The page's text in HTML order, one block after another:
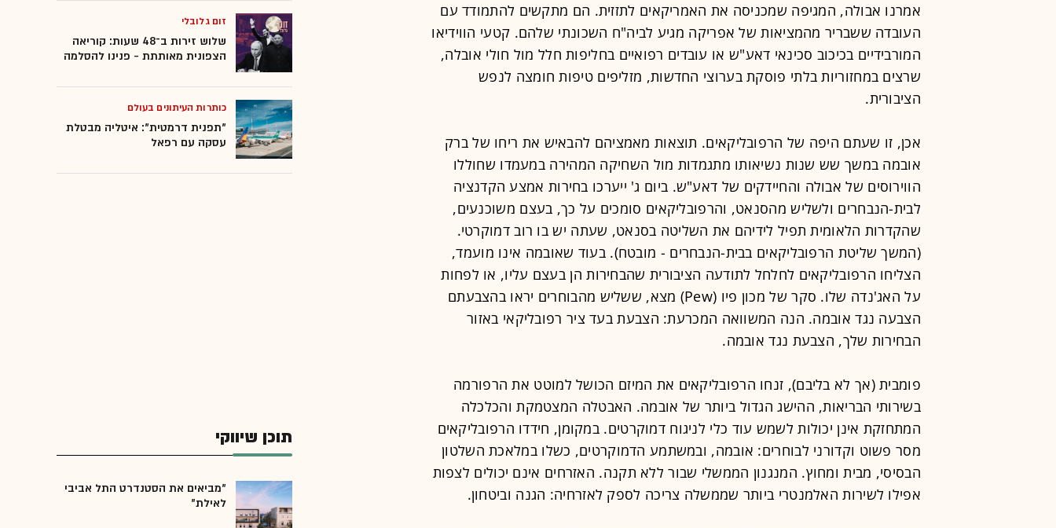
אמרנו אבולה, המגיפה שמכניסה את האמריקאים לתזזית. הם מתקשים להתמודד עם
העובדה ששבריר מהמציאות של אפריקה מגיע לביה"ח השכונתי שלהם. קטעי הווידיאו
המורבידיים בכיכוב סכינאי דאע"ש או עובדים רפואיים בחליפות חלל מול חולי אובלה,
שרצים במחזוריות בלתי פוסקת בערוצי החדשות, מזליפים טיפות חומצה לנפש
הציבורית.
אכן, זו שעתם היפה של הרפובליקאים. תוצאות מאמציהם להבאיש את ריחו של ברק
אובמה במשך שש שנות נשיאותו מתגמדות מול השחיקה המהירה במעמדו שחוללו
הווירוסים של אבולה והחיידקים של דאע"ש. ביום ג' ייערכו בחירות אמצע הקדנציה
לבית-הנבחרים ולשליש מהסנאט, והרפובליקאים סומכים על כך, בעצם משוכנעים,
שהקדרות הלאומית תפיל לידיהם את השליטה בסנאט, שעתה יש בו רוב דמוקרטי.
(המשך שליטת הרפובליקאים בבית-הנבחרים - מובטח). בעוד שאובמה אינו מועמד,
הצליחו הרפובליקאים לחלחל לתודעה הציבורית שהבחירות הן בעצם עליו, או לפחות
על האג'נדה שלו. סקר של מכון פיו (Pew) מצא, ששליש מהבוחרים יראו בהצבעתם
הצבעה נגד אובמה. הנה המשוואה המכרעת: הצבעת בעד ציר רפובליקאי באזור
הבחירות שלך, הצבעת נגד אובמה.
פומבית (אך לא בליבם), זנחו הרפובליקאים את המיזם הכושל למוטט את הרפורמה
בשירותי הבריאות, ההישג הגדול ביותר של אובמה. האבטלה המצטמקת והכלכלה
המתחזקת אינן יכולות לשמש עוד כלי לניגוח דמוקרטים. במקומן, חידדו הרפובליקאים
מסר פשוט וקדורני לבוחרים: אובמה, ובמשתמע הדמוקרטים, כשלו במלאכת השלטון
הבסיסי, מבית ומחוץ. המנגנון הממשלי שבור ללא תקנה. האזרחים אינם יכולים לצפות
אפילו לשירות האלמנטרי ביותר שממשלה צריכה לספק לאזרחיה: הגנה וביטחון.
זום גלובלי
שלוש זירות ב־48 שעות: קוריאה
הצפונית מאותתת - פנינו להסלמה
כותרות העיתונים בעולם
"תפנית דרמטית": איטליה מבטלת
עסקה עם רפאל
תוכן שיווקי
"מביאים את הסטנדרט התל אביבי
לאילת"